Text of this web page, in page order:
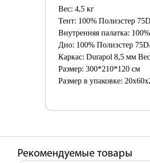
Вес: 4,5 кг
Тент: 100% Полиэстер
Внутренняя палатка:
Дно: 100% Полиэстер
Каркас: Durapol 8,5 мм
Размер: 300*210*120 см
Размер в упаковке:
Рекомендуемые товары